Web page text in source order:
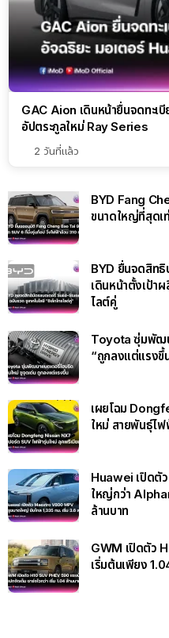
GAC Aion เดินหน้ายื่นจดทะเ
อัปตระกูลใหม่ Ray Series
2 วันที่แล้ว
BYD Fang
ขนาดใหญ่ที่สุดเ
BYD ยื่นจดสิท
เดินหน้าตั้งเป้า
ไลต์คู่
Toyota ซุ่มพัฒ
“ถูกลงแต่แรงขึ้
เผยโฉม
ใหม่ สายพันธุ์ไ
Huawei เปิดตั
ใหญ่กว่า
ล้านบาท
GWM เปิดตัว
เริ่มต้นเพียง